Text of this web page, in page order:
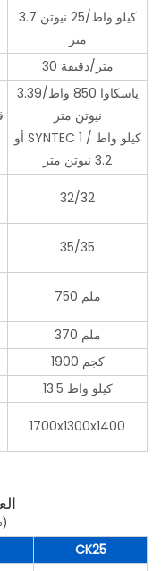
3.7 كيلو واط/25 نيوتن
متر
30 متر/دقيقة
ياسكاوا 850 واط/3.39
نيوتن متر
أو SYNTEC 1 كيلو واط /
3.2 نيوتن متر
32/32
35/35
750 ملم
370 ملم
1900 كجم
13.5 كيلو واط
1700x1300x1400
(قياسي ●
CK25